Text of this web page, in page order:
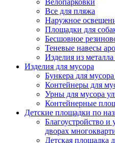
Велопарковки
Все для пляжа
Наружное
Площадки для
Бесшовное
Теневые навесы
Изделия из
Изделия для мусора
Бункера для
Контейнеры для
Урны для мусора
Контейнерные
Детские площадки по
Благоустройство и
дворах
Детская площадка